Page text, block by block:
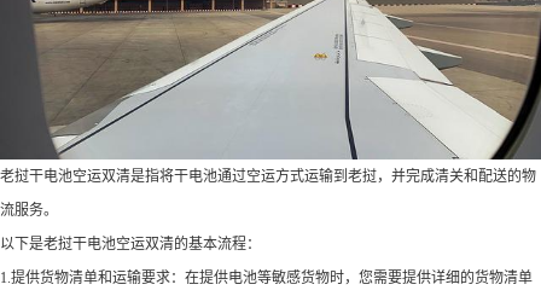
老挝干电池空运双清是指将干电池通过空运方式运输到老挝，并完成清关和配送的物
流服务。
以下是老挝干电池空运双清的基本流程：
1.提供货物清单和运输要求：在提供电池等敏感货物时，您需要提供详细的货物清单